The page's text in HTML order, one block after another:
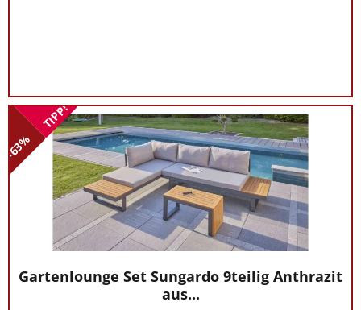
-63%
TIPP!
Gartenlounge Set Sungardo 9teilig Anthrazit
aus...